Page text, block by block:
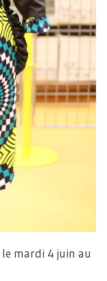
le mardi 4 juin au